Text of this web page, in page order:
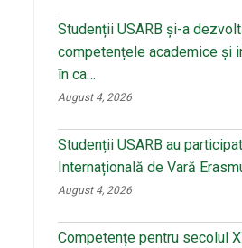
Studenții USARB și-a
competențele academice și
în ca…
August 4, 2026
Studenții USARB au
Internațională de Vară
August 4, 2026
Competențe pentru secolul